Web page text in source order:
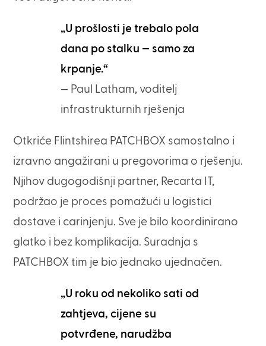
„U prošlosti je trebalo pola
dana po stalku — samo za
krpanje.“
— Paul Latham, voditelj
infrastrukturnih rješenja
Otkriće Flintshirea PATCHBOX samostalno i
izravno angažirani u pregovorima o rješenju.
Njihov dugogodišnji partner, Recarta IT,
podržao je proces pomažući u logistici
dostave i carinjenju. Sve je bilo koordinirano
glatko i bez komplikacija. Suradnja s
PATCHBOX tim je bio jednako ujednačen.
„U roku od nekoliko sati od
zahtjeva, cijene su
potvrđene, narudžba